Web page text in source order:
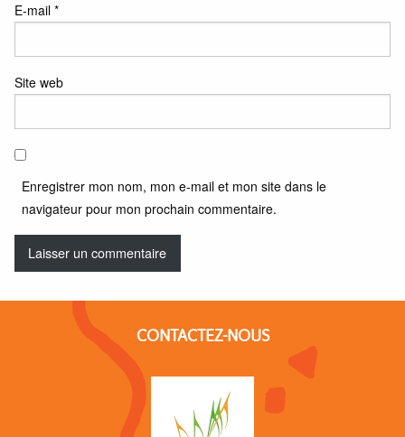
E-mail *
Site web
Enregistrer mon nom, mon e-mail et mon site dans le
navigateur pour mon prochain commentaire.
CONTACTEZ-NOUS